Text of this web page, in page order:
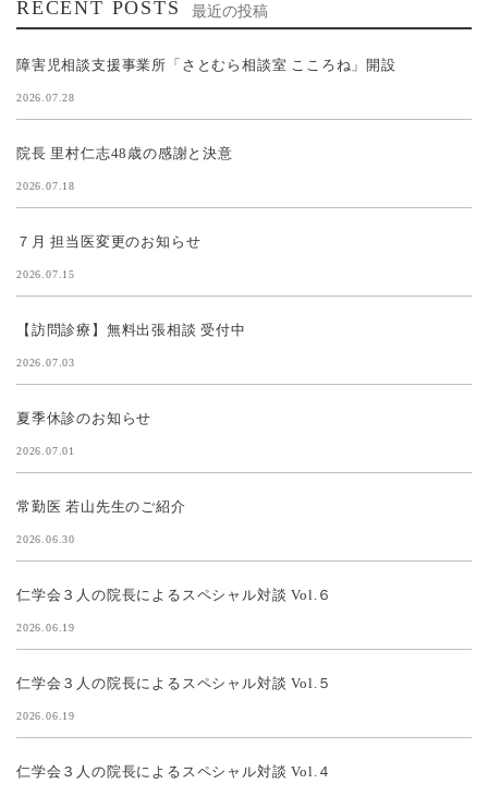
RECENT POSTS 最近の投稿
障害児相談支援事業所「さとむら相談室 こころね」開設
2026.07.28
院長 里村仁志48歳の感謝と決意
2026.07.18
７月 担当医変更のお知らせ
2026.07.15
【訪問診療】無料出張相談 受付中
2026.07.03
夏季休診のお知らせ
2026.07.01
常勤医 若山先生のご紹介
2026.06.30
仁学会３人の院長によるスペシャル対談 Vol.６
2026.06.19
仁学会３人の院長によるスペシャル対談 Vol.５
2026.06.19
仁学会３人の院長によるスペシャル対談 Vol.４